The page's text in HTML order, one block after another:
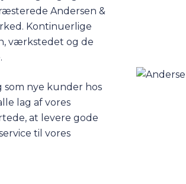
Andersen &
Kontinuerlige
værkstedet og de
som nye kunder hos
lag af vores
at levere gode
til vores